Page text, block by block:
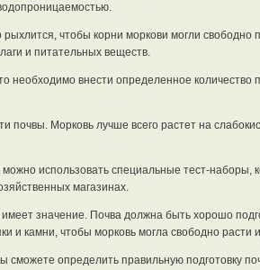
чтобы корни моркови могли свободно
и питательных веществ.
необходимо внести определенное количество
почвы. Морковь лучше всего растет на
использовать специальные тест-наборы,
магазинах.
значение. Почва должна быть хорошо
и камни, чтобы морковь могла свободно расти
определить правильную подготовку